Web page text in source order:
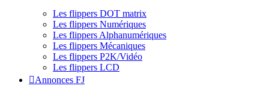
Les flippers DOT matrix
Les flippers Numériques
Les flippers Alphanumériques
Les flippers Mécaniques
Les flippers P2K/Vidéo
Les flippers LCD
Annonces FJ